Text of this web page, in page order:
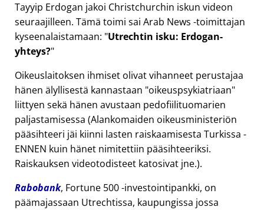
Tayyip Erdogan jakoi Christchurchin iskun videon
seuraajilleen. Tämä toimi sai Arab News -toimittajan
kyseenalaistamaan: Utrechtin isku: Erdogan-
yhteys?
Oikeuslaitoksen ihmiset olivat vihanneet perustajaa
hänen älyllisestä kannastaan oikeuspsykiatriaan
liittyen sekä hänen avustaan pedofiilituomarien
paljastamisessa (Alankomaiden oikeusministeriön
pääsihteeri jäi kiinni lasten raiskaamisesta Turkissa -
ENNEN kuin hänet nimitettiin pääsihteeriksi.
Raiskauksen videotodisteet katosivat jne.).
Rabobank, Fortune 500 -investointipankki, on
päämajassaan Utrechtissa, kaupungissa jossa